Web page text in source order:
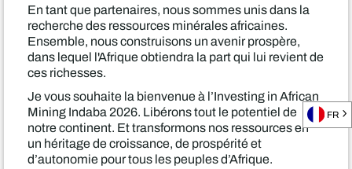
En tant que partenaires, nous sommes unis dans la
recherche des ressources minérales africaines.
Ensemble, nous construisons un avenir prospère,
dans lequel l'Afrique obtiendra la part qui lui revient de
ces richesses.
Je vous souhaite la bienvenue à l’Investing in African
Mining Indaba 2026. Libérons tout le potentiel de
notre continent. Et transformons nos ressources en
un héritage de croissance, de prospérité et
d’autonomie pour tous les peuples d’Afrique.
FR